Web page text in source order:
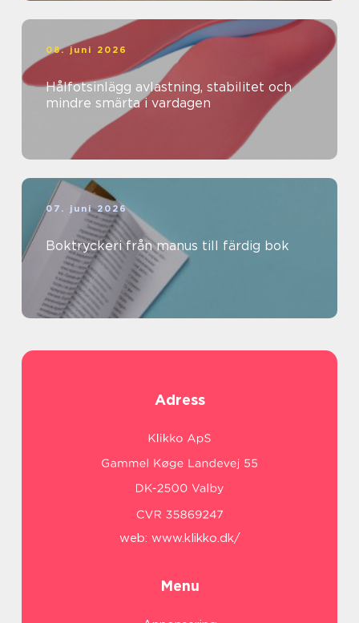
08. juni 2026
Hålfotsinlägg avlastning, stabilitet och
mindre smärta i vardagen
07. juni 2026
Boktryckeri från manus till färdig bok
Adress
web: www.klikko.dk/
Menu